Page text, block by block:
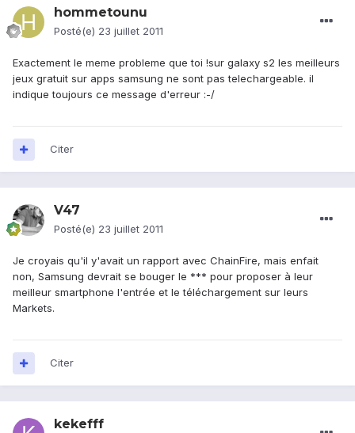
hommetounu
Posté(e) 23 juillet 2011
Exactement le meme probleme que toi !sur galaxy s2 les meilleurs
jeux gratuit sur apps samsung ne sont pas telechargeable. il
indique toujours ce message d'erreur :-/
Citer
V47
Posté(e) 23 juillet 2011
Je croyais qu'il y'avait un rapport avec ChainFire, mais enfait
non, Samsung devrait se bouger le *** pour proposer à leur
meilleur smartphone l'entrée et le téléchargement sur leurs
Markets.
Citer
kekefff